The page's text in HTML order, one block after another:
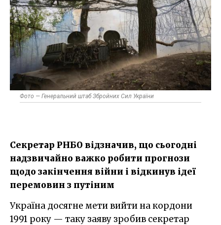
Фото — Генеральний штаб Збройних Сил України
Секретар РНБО відзначив, що сьогодні
надзвичайно важко робити прогнози
щодо закінчення війни і відкинув ідеї
перемовин з путіним
Україна досягне мети вийти на кордони
1991 року — таку заяву зробив секретар